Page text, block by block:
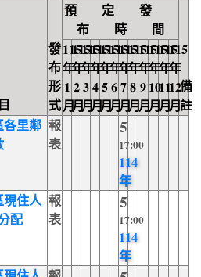
發
布
形
式
預 定 發
布 時 間
備
註
115
年
1
月
115
年
2
月
115
年
3
月
115
年
4
月
115
年
5
月
115
年
6
月
115
年
7
月
115
年
8
月
115
年
9
月
115
年
10
月
115
年
11
月
115
年
12
月
里鄰 報
表
5
17:00
114
年
住人
配
報
表
5
17:00
114
年